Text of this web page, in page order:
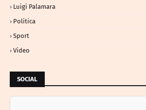
Luigi Palamara
Politica
Sport
Video
SOCIAL